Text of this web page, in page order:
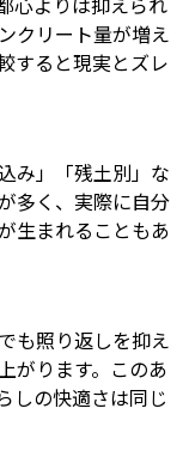
クリート量が増え
すると現実とズレ
み」「残土別」な
多く、実際に自分
生まれることもあ
も照り返しを抑え
がります。このあ
しの快適さは同じ